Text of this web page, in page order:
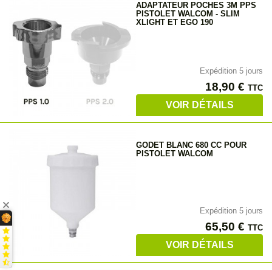
ADAPTATEUR POCHES 3M PPS
PISTOLET WALCOM - SLIM
XLIGHT ET EGO 190
Expédition 5 jours
Prix
18,90 € TTC
VOIR DÉTAILS
GODET BLANC 680 CC POUR
PISTOLET WALCOM
Expédition 5 jours
Prix
65,50 € TTC
VOIR DÉTAILS